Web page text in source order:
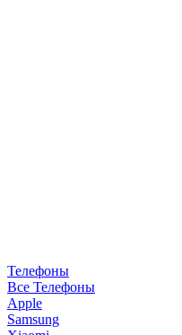
Телефоны
Все Телефоны
Apple
Samsung